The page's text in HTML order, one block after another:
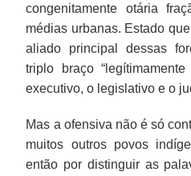
congenitamente otária
médias urbanas. Estado
aliado principal dessas
triplo braço
executivo, o legislativo e o
Mas a ofensiva não é só
muitos outros povos
então por distinguir as